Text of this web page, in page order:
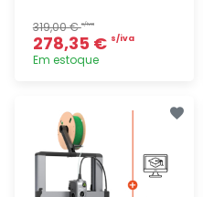
319,00 €s/iva
278,35 € s/iva
Em estoque
rapidamente